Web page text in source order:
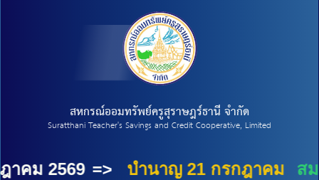
สหกรณ์ออมทรัพย์ครูสุราษฎร์ธานี จำกัด
Suratthani Teacher's Savings and Credit Cooperative, Limited
ม 2569=>บำนาญ 21 กรกฎาคม สมาชิ